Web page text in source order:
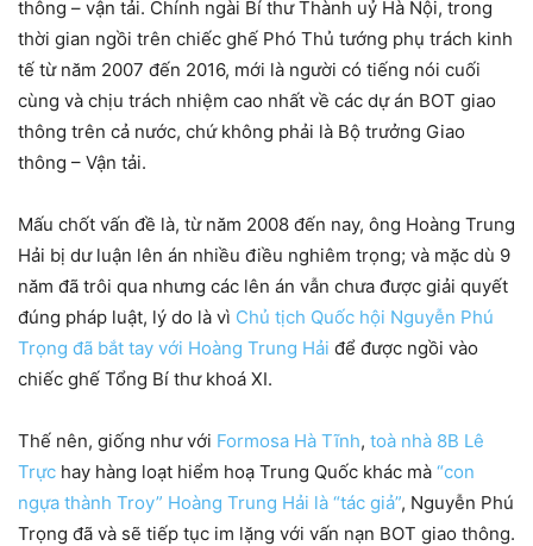
thông – vận tải. Chính ngài Bí thư Thành uỷ Hà Nội, trong
thời gian ngồi trên chiếc ghế Phó Thủ tướng phụ trách kinh
tế từ năm 2007 đến 2016, mới là người có tiếng nói cuối
cùng và chịu trách nhiệm cao nhất về các dự án BOT giao
thông trên cả nước, chứ không phải là Bộ trưởng Giao
thông – Vận tải.
Mấu chốt vấn đề là, từ năm 2008 đến nay, ông Hoàng Trung
Hải bị dư luận lên án nhiều điều nghiêm trọng; và mặc dù 9
năm đã trôi qua nhưng các lên án vẫn chưa được giải quyết
đúng pháp luật, lý do là vì Chủ tịch Quốc hội Nguyễn Phú
Trọng đã bắt tay với Hoàng Trung Hải để được ngồi vào
chiếc ghế Tổng Bí thư khoá XI.
Thế nên, giống như với Formosa Hà Tĩnh, toà nhà 8B Lê
Trực hay hàng loạt hiểm hoạ Trung Quốc khác mà “con
ngựa thành Troy” Hoàng Trung Hải là “tác giả”, Nguyễn Phú
Trọng đã và sẽ tiếp tục im lặng với vấn nạn BOT giao thông.